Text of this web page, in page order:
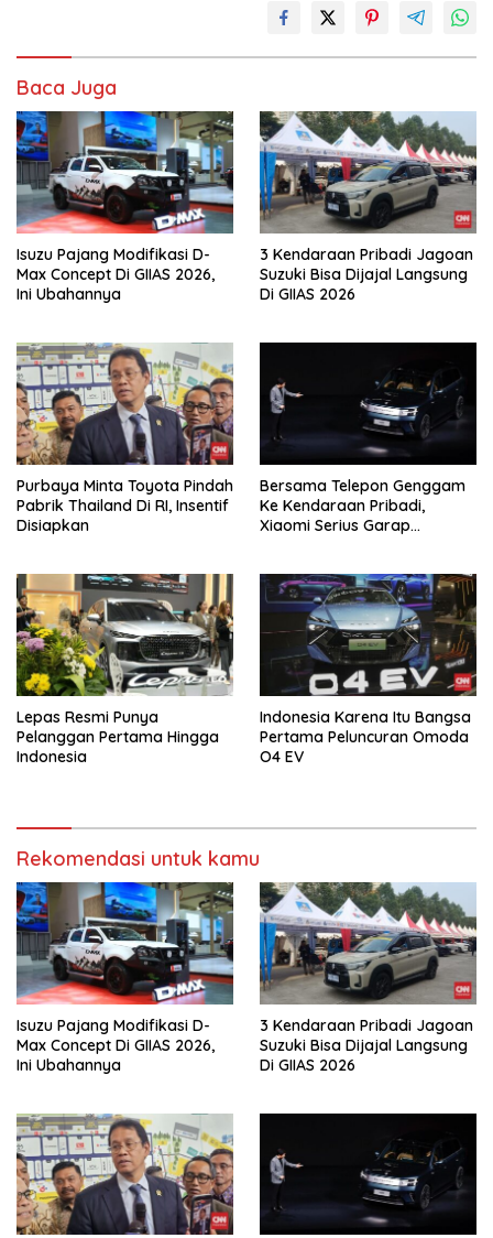
Baca Juga
Isuzu Pajang Modifikasi D-
Max Concept Di GIIAS 2026,
Ini Ubahannya
3 Kendaraan Pribadi Jagoan
Suzuki Bisa Dijajal Langsung
Di GIIAS 2026
Purbaya Minta Toyota Pindah
Pabrik Thailand Di RI, Insentif
Disiapkan
Bersama Telepon Genggam
Ke Kendaraan Pribadi,
Xiaomi Serius Garap
Lepas Resmi Punya
Pelanggan Pertama Hingga
Indonesia
Indonesia Karena Itu Bangsa
Pertama Peluncuran Omoda
O4 EV
Rekomendasi untuk kamu
Isuzu Pajang Modifikasi D-
Max Concept Di GIIAS 2026,
Ini Ubahannya
3 Kendaraan Pribadi Jagoan
Suzuki Bisa Dijajal Langsung
Di GIIAS 2026